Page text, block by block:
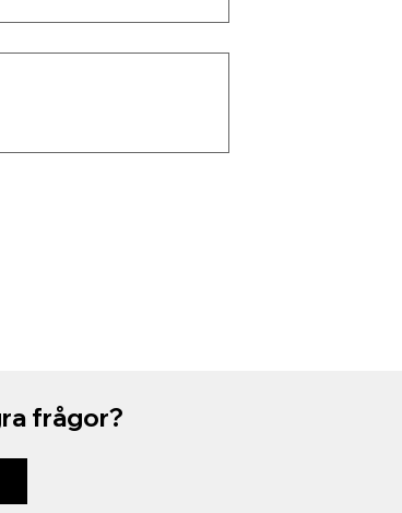
frågor?